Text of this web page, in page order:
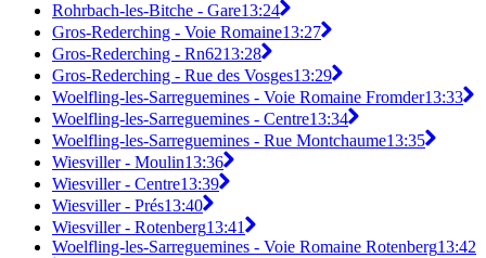
Rohrbach-les-Bitche - Gare13:24
Gros-Rederching - Voie Romaine13:27
Gros-Rederching - Rn6213:28
Gros-Rederching - Rue des Vosges13:29
Woelfling-les-Sarreguemines - Voie Romaine Fromder13:33
Woelfling-les-Sarreguemines - Centre13:34
Woelfling-les-Sarreguemines - Rue Montchaume13:35
Wiesviller - Moulin13:36
Wiesviller - Centre13:39
Wiesviller - Prés13:40
Wiesviller - Rotenberg13:41
Woelfling-les-Sarreguemines - Voie Romaine Rotenberg13:42